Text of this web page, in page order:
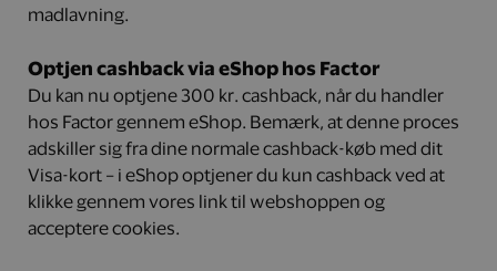
madlavning.
Optjen cashback via eShop hos Factor
Du kan nu optjene 300 kr. cashback, når du handler
hos Factor gennem eShop. Bemærk, at denne proces
adskiller sig fra dine normale cashback-køb med dit
Visa-kort – i eShop optjener du kun cashback ved at
klikke gennem vores link til webshoppen og
acceptere cookies.